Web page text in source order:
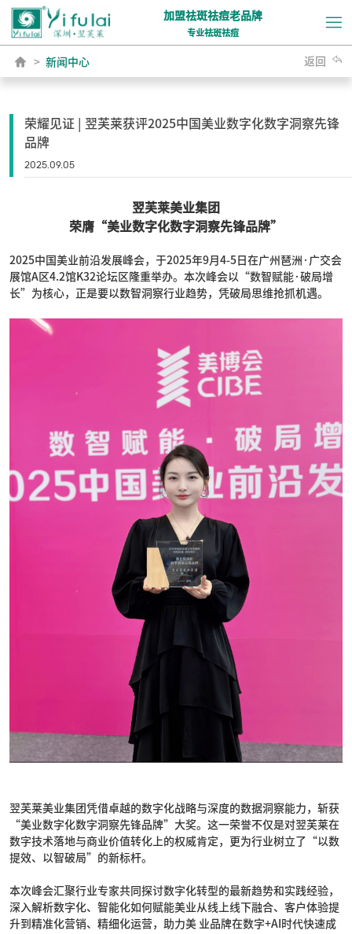

加盟祛斑祛痘老品牌
专业祛斑祛痘
> 新闻中心 返回 
荣耀见证 | 翌芙莱获评2025中国美业数字化数字洞察先锋
品牌
2025.09.05
翌芙莱美业集团
荣膺“美业数字化数字洞察先锋品牌”
2025中国美业前沿发展峰会，于2025年9月4-5日在广州琶洲·广交会
展馆A区4.2馆K32论坛区隆重举办。本次峰会以“数智赋能·破局增
长”为核心，正是要以数智洞察行业趋势，凭破局思维抢抓机遇。
翌芙莱美业集团凭借卓越的数字化战略与深度的数据洞察能力，斩获
“美业数字化数字洞察先锋品牌”大奖。这一荣誉不仅是对翌芙莱在
数字技术落地与商业价值转化上的权威肯定，更为行业树立了“以数
提效、以智破局”的新标杆。
本次峰会汇聚行业专家共同探讨数字化转型的最新趋势和实践经验，
深入解析数字化、智能化如何赋能美业从线上线下融合、客户体验提
升到精准化营销、精细化运营，助力美 业品牌在数字+AI时代快速成